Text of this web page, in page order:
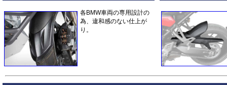
各BMW車両の専用設計の
為、違和感のない仕上が
り。